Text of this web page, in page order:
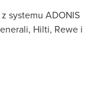
systemu ADONIS
Hilti, Rewe i